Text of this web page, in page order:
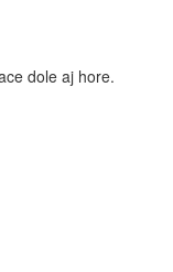
dole aj hore.